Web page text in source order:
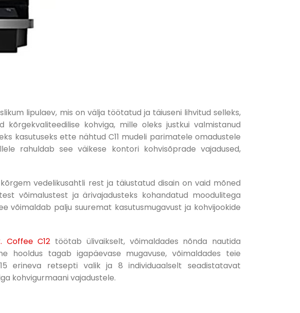
lipulaev, mis on välja töötatud ja täiuseni lihvitud selleks,
kohviga, mille oleks justkui valmistanud
kasutuseks ette nähtud C11 mudeli parimatele omadustele
rahuldab see väikese kontori kohvisõprade vajadused,
vedelikusahtli rest ja täiustatud disain on vaid mõned
võimalustest ja ärivajadusteks kohandatud moodulitega
võimaldab palju suuremat kasutusmugavust ja kohvijookide
Coffee C12 töötab ülivaikselt, võimaldades nõnda nautida
hooldus tagab igapäevase mugavuse, võimaldades teie
erineva retsepti valik ja 8 individuaalselt seadistatavat
kohvigurmaani vajadustele.